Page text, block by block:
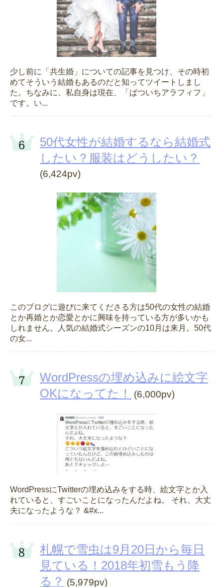
少し前に「共生婚」についての記事を見つけ、その時初
めてそういう結婚もあるのだと知ってツイートしまし
た。ちなみに、私自身は現在、「ばついちアラフィフ」
です。い...
50代女性が結婚するなら結婚式
したい？服装はどうしたい？
(6,424pv)
このブログに遊びに来てくださる方は50代の女性の結婚
とか再婚とか恋愛とかに興味を持っている方が多いかも
しれません。人気の結婚式シーズンの10月は来月。50代
の女...
WordPressの埋め込みに絵文字
OKになってた！
(6,000pv)
WordPressにTwitterの埋め込みをする時、絵文字とか入
れていると、すごいことになったんだよね。 それ、大丈
夫になったような？ &#x...
札幌で雪虫は9月20日から毎日
見ている！2018年初雪もう降
る？ (5,979pv)